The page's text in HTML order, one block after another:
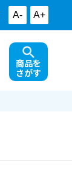
A- A+
商品を
さがす